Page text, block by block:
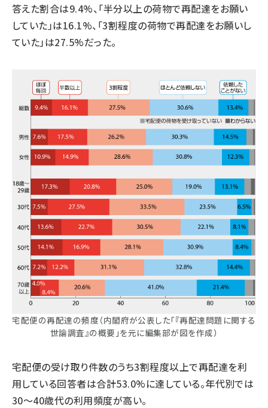
答えた割合は9.4%、「半分以上の荷物で再配達をお願い
していた」は16.1%、「3割程度の荷物で再配達をお願いし
ていた」は27.5%だった。
宅配便の再配達の頻度（内閣府が公表した「『再配達問題に関する
世論調査』の概要」を元に編集部が図を作成）
宅配便の受け取り件数のうち3割程度以上で再配達を利
用している回答者は合計53.0%に達している。年代別では
30～40歳代の利用頻度が高い。